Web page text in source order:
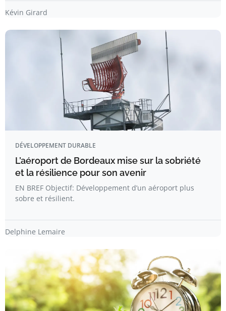
Kévin Girard
DÉVELOPPEMENT DURABLE
L’aéroport de Bordeaux mise sur la sobriété
et la résilience pour son avenir
EN BREF Objectif: Développement d’un aéroport plus
sobre et résilient.
Delphine Lemaire